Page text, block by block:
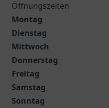
Öffnungszeiten
Montag
Dienstag
Mittwoch
Donnerstag
Freitag
Samstag
Sonntag